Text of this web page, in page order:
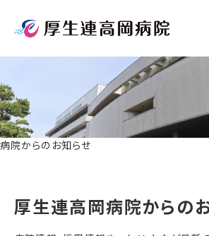
病院からのお知らせ
厚生連高岡病院からの